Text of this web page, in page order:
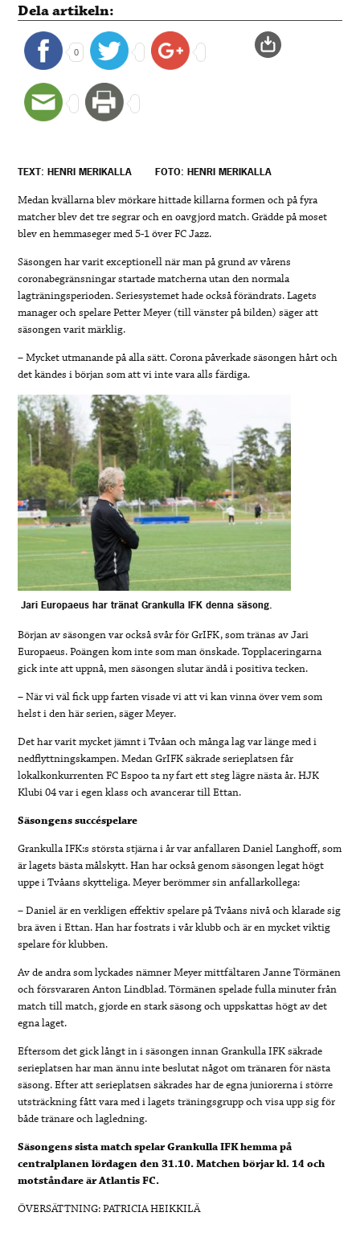
Dela artikeln:
0
TEXT: HENRI MERIKALLA FOTO: HENRI MERIKALLA
Medan kvällarna blev mörkare hittade killarna formen och på fyra
matcher blev det tre segrar och en oavgjord match. Grädde på moset
blev en hemmaseger med 5-1 över FC Jazz.
Säsongen har varit exceptionell när man på grund av vårens
coronabegränsningar startade matcherna utan den normala
lagträningsperioden. Seriesystemet hade också förändrats. Lagets
manager och spelare Petter Meyer (till vänster på bilden) säger att
säsongen varit märklig.
– Mycket utmanande på alla sätt. Corona påverkade säsongen hårt och
det kändes i början som att vi inte vara alls färdiga.
Jari Europaeus har tränat Grankulla IFK denna säsong.
Början av säsongen var också svår för GrIFK, som tränas av Jari
Europaeus. Poängen kom inte som man önskade. Topplaceringarna
gick inte att uppnå, men säsongen slutar ändå i positiva tecken.
– När vi väl fick upp farten visade vi att vi kan vinna över vem som
helst i den här serien, säger Meyer.
Det har varit mycket jämnt i Tvåan och många lag var länge med i
nedflyttningskampen. Medan GrIFK säkrade serieplatsen får
lokalkonkurrenten FC Espoo ta ny fart ett steg lägre nästa år. HJK
Klubi 04 var i egen klass och avancerar till Ettan.
Säsongens succéspelare
Grankulla IFK:s största stjärna i år var anfallaren Daniel Langhoff, som
är lagets bästa målskytt. Han har också genom säsongen legat högt
uppe i Tvåans skytteliga. Meyer berömmer sin anfallarkollega:
– Daniel är en verkligen effektiv spelare på Tvåans nivå och klarade sig
bra även i Ettan. Han har fostrats i vår klubb och är en mycket viktig
spelare för klubben.
Av de andra som lyckades nämner Meyer mittfältaren Janne Törmänen
och försvararen Anton Lindblad. Törmänen spelade fulla minuter från
match till match, gjorde en stark säsong och uppskattas högt av det
egna laget.
Eftersom det gick långt in i säsongen innan Grankulla IFK säkrade
serieplatsen har man ännu inte beslutat något om tränaren för nästa
säsong. Efter att serieplatsen säkrades har de egna juniorerna i större
utsträckning fått vara med i lagets träningsgrupp och visa upp sig för
både tränare och lagledning.
Säsongens sista match spelar Grankulla IFK hemma på
centralplanen lördagen den 31.10. Matchen börjar kl. 14 och
motståndare är Atlantis FC.
ÖVERSÄTTNING: PATRICIA HEIKKILÄ